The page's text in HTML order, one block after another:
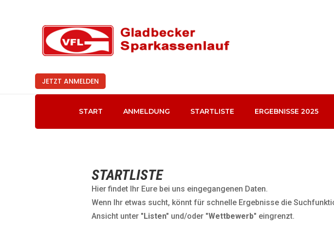
JETZT ANMELDEN
START ANMELDUNG STARTLISTE ERGEBNISSE 2025
STARTLISTE
Hier findet Ihr Eure bei uns eingegangenen Daten.
Wenn Ihr etwas sucht, könnt für schnelle Ergebnisse die
Ansicht unter "Listen" und/oder "Wettbewerb" eingrenzt.